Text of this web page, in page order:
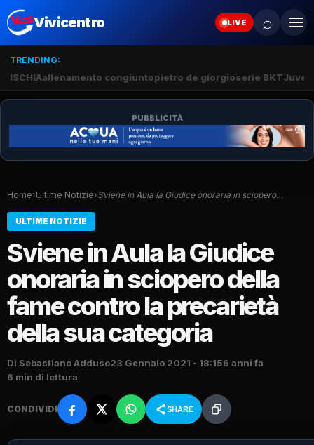
Vivicentro LIVE ⌕
TRENDING:
ISCHIAallenamento congiuntopietro de giorgioserie BKTJuve
PUBBLICITÀ
Home›Ultime Notizie›Sviene in Aula la Giudice onoraria in sciopero…
ULTIME NOTIZIE
Sviene in Aula la Giudice
onoraria in sciopero della
fame contro la precarietà
della sua categoria
Di Sebastiano Adduso23 Gennaio 2021 - 18:156 anni fa
6 min di lettura
CONDIVIDI SHARE